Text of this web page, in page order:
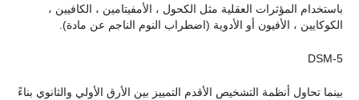
باستخدام المؤثرات العقلية مثل الكحول ، الأمفيتامين ، الكافيين ،
الكوكايين ، الأفيون أو الأدوية (اضطراب النوم الناجم عن مادة).
DSM-5
بينما تحاول أنظمة التشخيص الأقدم التمييز بين الأرق الأولي والثانوي بناءً